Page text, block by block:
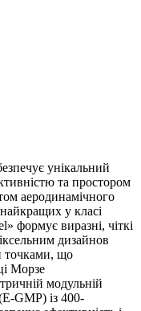
унікальний
та простором
аеродинамічного
у класі
формує виразні, чіткі
дизайнов
точками, що
Морзе
модульній
GMP) із 400-